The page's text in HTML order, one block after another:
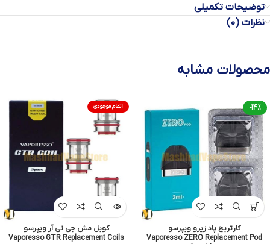
توضیحات تکمیلی
نظرات (0)
محصولات مشابه
-14%
کارتریج پاد زیرو ویپرسو
Vaporesso ZERO Replacement Pod
اتمام موجودی
کویل مش جی تی آر ویپرسو
Vaporesso GTR Replacement Coils